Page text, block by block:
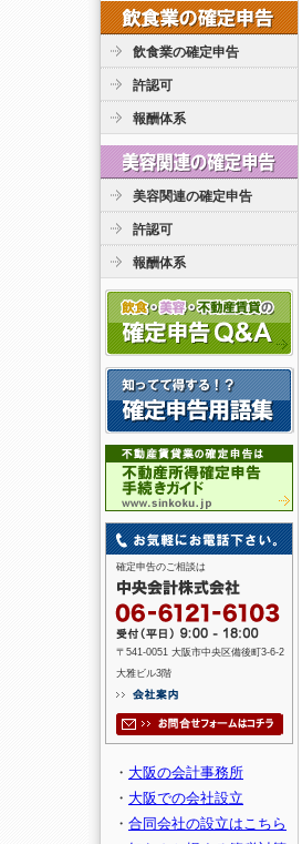
飲食業の確定申告
許認可
報酬体系
美容関連の確定申告
許認可
報酬体系
確定申告のご相談は
〒541-0051 大阪市中央区備後町3-6-2
大雅ビル3階
・ 大阪の会計事務所
・ 大阪での会社設立
・ 合同会社の設立はこちら